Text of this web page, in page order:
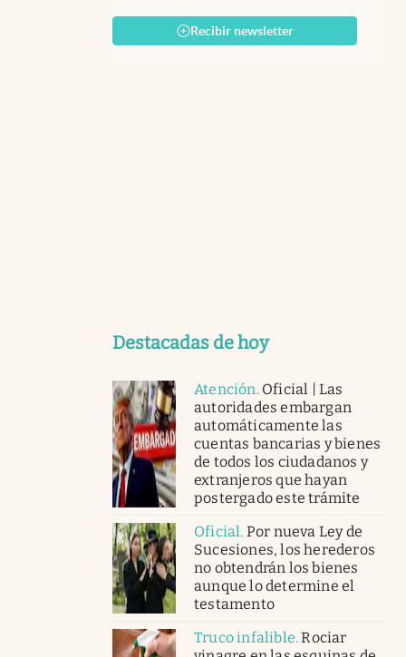
Recibir newsletter
Destacadas de hoy
Atención. Oficial | Las
autoridades embargan
automáticamente las
cuentas bancarias y bienes
de todos los ciudadanos y
extranjeros que hayan
postergado este trámite
Oficial. Por nueva Ley de
Sucesiones, los herederos
no obtendrán los bienes
aunque lo determine el
testamento
Truco infalible.Rociar